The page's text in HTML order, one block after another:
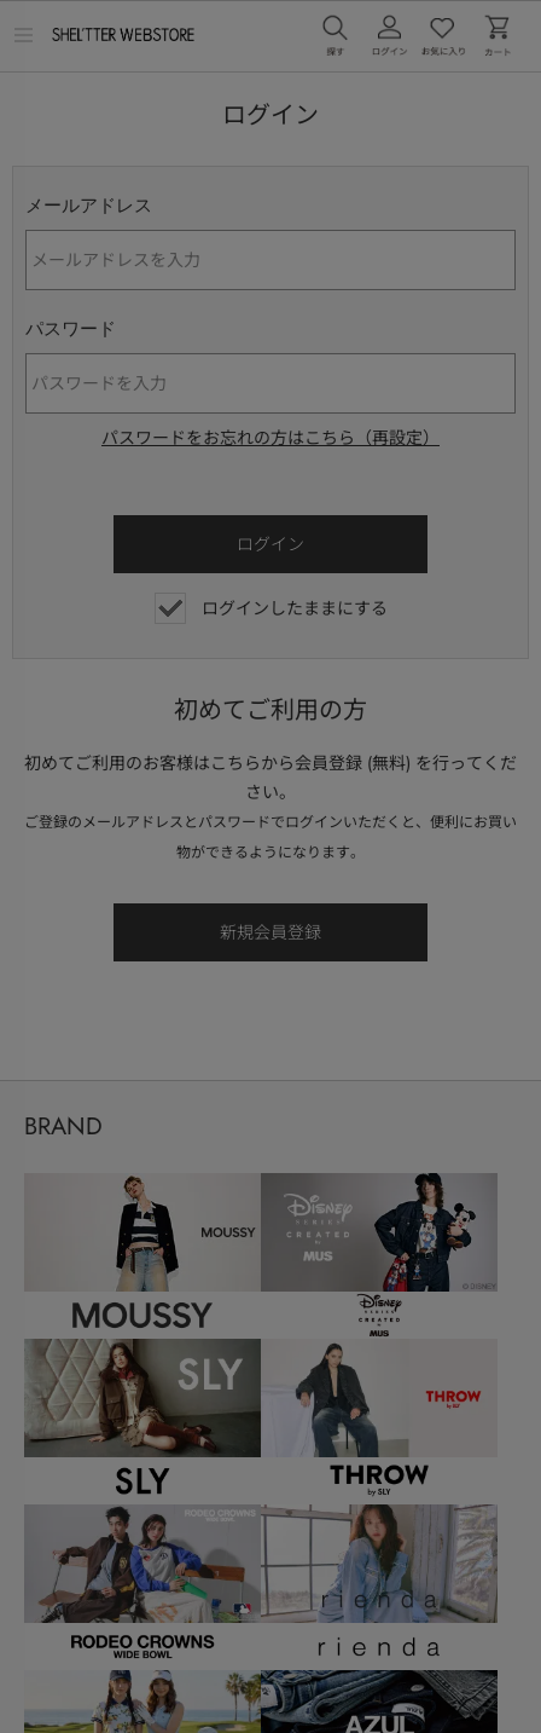
ログイン
メールアドレス
パスワード
パスワードをお忘れの方はこちら（再設定）
ログインしたままにする
初めてご利用の方
初めてご利用のお客様はこちらから会員登録 (無料) を行ってくだ
さい。
ご登録のメールアドレスとパスワードでログインいただくと、便利にお買い
物ができるようになります。
BRAND